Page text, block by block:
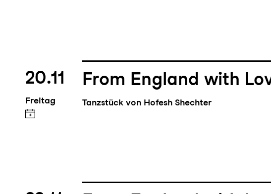
20.11
Freitag
From England with
Tanzstück von Hofesh Shechter